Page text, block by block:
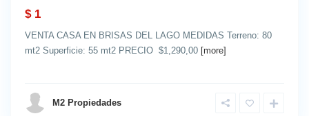
$ 1
VENTA CASA EN BRISAS DEL LAGO MEDIDAS Terreno: 80
mt2 Superficie: 55 mt2 PRECIO $1,290,00 [more]
M2 Propiedades